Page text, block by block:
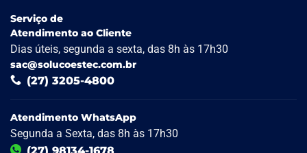
Serviço de
Atendimento ao Cliente
Dias úteis, segunda a sexta, das 8h às 17h30
sac@solucoestec.com.br
(27) 3205-4800
Atendimento WhatsApp
Segunda a Sexta, das 8h às 17h30